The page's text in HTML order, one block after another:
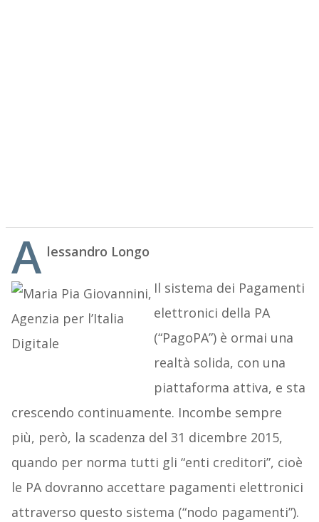
A lessandro Longo
Il sistema dei Pagamenti
elettronici della PA
(“PagoPA”) è ormai una
realtà solida, con una
piattaforma attiva, e sta
crescendo continuamente. Incombe sempre
più, però, la scadenza del 31 dicembre 2015,
quando per norma tutti gli “enti creditori”, cioè
le PA dovranno accettare pagamenti elettronici
attraverso questo sistema (“nodo pagamenti”).